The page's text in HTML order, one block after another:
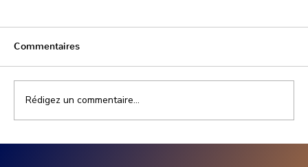
Commentaires
Rédigez un commentaire...